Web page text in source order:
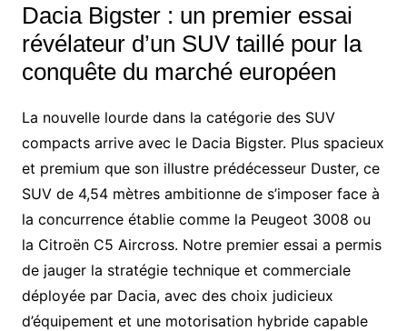
Dacia Bigster : un premier essai
révélateur d’un SUV taillé pour la
conquête du marché européen
La nouvelle lourde dans la catégorie des SUV
compacts arrive avec le Dacia Bigster. Plus spacieux
et premium que son illustre prédécesseur Duster, ce
SUV de 4,54 mètres ambitionne de s’imposer face à
la concurrence établie comme la Peugeot 3008 ou
la Citroën C5 Aircross. Notre premier essai a permis
de jauger la stratégie technique et commerciale
déployée par Dacia, avec des choix judicieux
d’équipement et une motorisation hybride capable